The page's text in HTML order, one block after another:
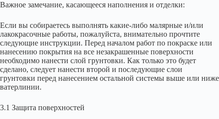
Важное замечание, касающееся наполнения и отделки:
Если вы собираетесь выполнять какие-либо малярные и/или
лакокрасочные работы, пожалуйста, внимательно прочтите
следующие инструкции. Перед началом работ по покраске или
нанесению покрытия на все незакрашенные поверхности
необходимо нанести слой грунтовки. Как только это будет
сделано, следует нанести второй и последующие слои
грунтовки перед нанесением остальной системы выше или ниже
ватерлинии.
3.1 Защита поверхностей